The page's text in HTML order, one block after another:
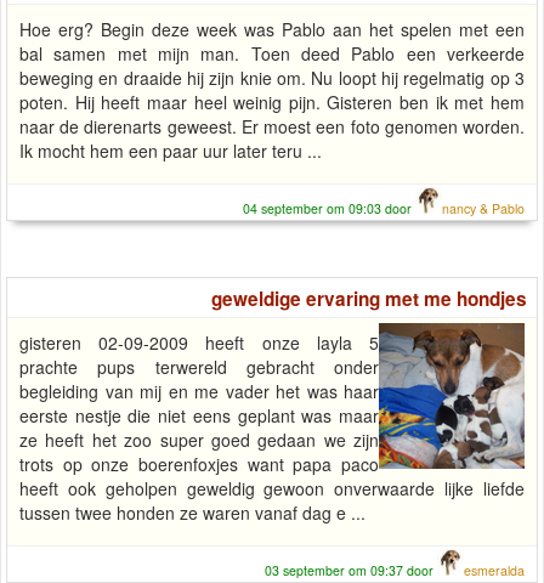
Hoe erg? Begin deze week was Pablo aan het spelen met een
bal samen met mijn man. Toen deed Pablo een verkeerde
beweging en draaide hij zijn knie om. Nu loopt hij regelmatig op 3
poten. Hij heeft maar heel weinig pijn. Gisteren ben ik met hem
naar de dierenarts geweest. Er moest een foto genomen worden.
Ik mocht hem een paar uur later teru ...
04 september om 09:03 door nancy & Pablo
geweldige ervaring met me hondjes
gisteren 02-09-2009 heeft onze layla 5
prachte pups terwereld gebracht onder
begleiding van mij en me vader het was haar
eerste nestje die niet eens geplant was maar
ze heeft het zoo super goed gedaan we zijn
trots op onze boerenfoxjes want papa paco
heeft ook geholpen geweldig gewoon onverwaarde lijke liefde
tussen twee honden ze waren vanaf dag e ...
03 september om 09:37 door esmeralda